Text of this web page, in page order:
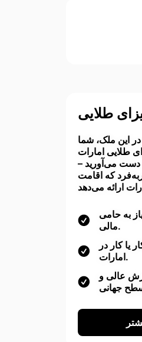
طلایی
این ملک، شما
طلایی امارات
دست می‌آورید –
که اقامت
به حامی
مالی.
کار در
امارات.
عالی و